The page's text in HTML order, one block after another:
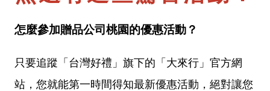
怎麼參加贈品公司桃園的優惠活動？
只要追蹤「台灣好禮」旗下的「大來行」官方網
站，您就能第一時間得知最新優惠活動，絕對讓您